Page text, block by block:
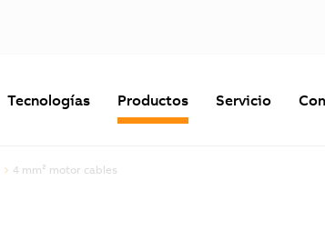
Tecnologías Productos Servicio
4 mm² motor cables